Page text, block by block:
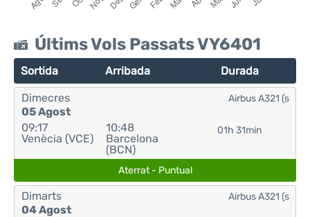
Últims Vols Passats VY6401
Sortida Arribada Durada
Dimecres
05 Agost
09:17
Venècia (VCE)
10:48
Barcelona
(BCN)
01h 31min
Airbus A321 (s
Aterrat - Puntual
Dimarts
04 Agost
Airbus A321 (s